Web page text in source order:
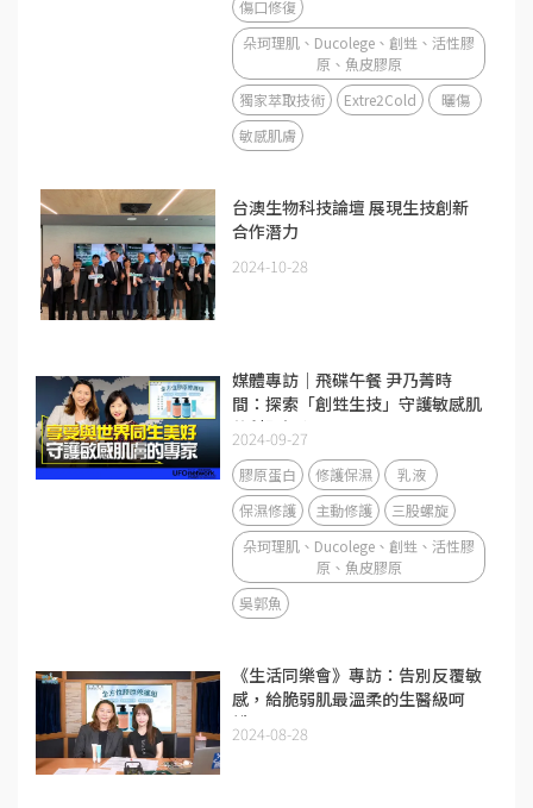
傷口修復
朵珂理肌、Ducolege、創甡、活性膠
原、魚皮膠原
獨家萃取技術
Extre2Cold
曬傷
敏感肌膚
台澳生物科技論壇 展現生技創新
合作潛力
2024-10-28
媒體專訪｜飛碟午餐 尹乃菁時
間：探索「創甡生技」守護敏感肌
的科研初心
2024-09-27
膠原蛋白 修護保濕
乳液
保濕修護
主動修護
三股螺旋
朵珂理肌、Ducolege、創甡、活性膠
原、魚皮膠原
吳郭魚
《生活同樂會》專訪：告別反覆敏
感，給脆弱肌最溫柔的生醫級呵
護。
2024-08-28